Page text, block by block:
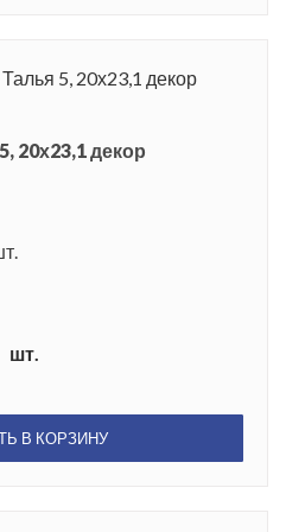
20х23,1 декор
шт.
В КОРЗИНУ